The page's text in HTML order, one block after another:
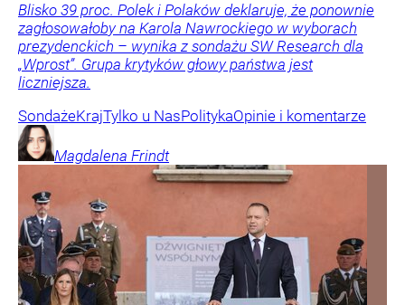
Blisko 39 proc. Polek i Polaków deklaruje, że ponownie
zagłosowałoby na Karola Nawrockiego w wyborach
prezydenckich – wynika z sondażu SW Research dla
„Wprost”. Grupa krytyków głowy państwa jest
liczniejsza.
SondażeKrajTylko u NasPolitykaOpinie i komentarze
Magdalena Frindt